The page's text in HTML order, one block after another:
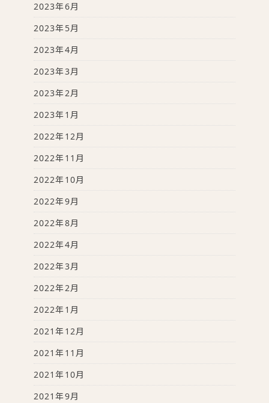
2023年6月
2023年5月
2023年4月
2023年3月
2023年2月
2023年1月
2022年12月
2022年11月
2022年10月
2022年9月
2022年8月
2022年4月
2022年3月
2022年2月
2022年1月
2021年12月
2021年11月
2021年10月
2021年9月